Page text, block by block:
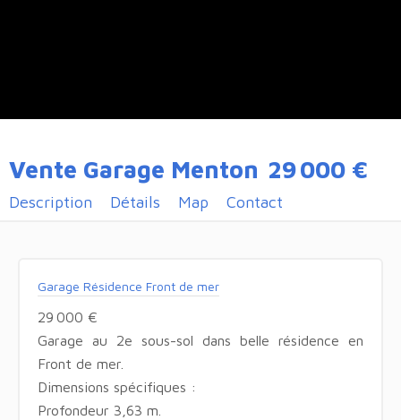
Vente Garage Menton 29 000 €
Description Détails Map Contact
Garage Résidence Front de mer
29 000 €
Garage au 2e sous-sol dans belle résidence en
Front de mer.
Dimensions spécifiques :
Profondeur 3,63 m.